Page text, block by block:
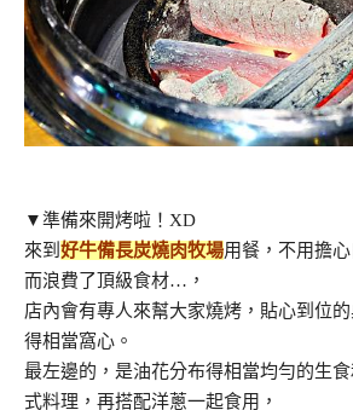
▼準備來開烤啦！XD
來到 好牛備長炭燒肉牧場用餐，不用擔
而浪費了頂級食材…，
店內會有專人來幫大家燒烤， 貼心到位
得相當窩心。
最左邊的，是油花分布得相當均勻的生
式料理，再搭配洋蔥一起食用，